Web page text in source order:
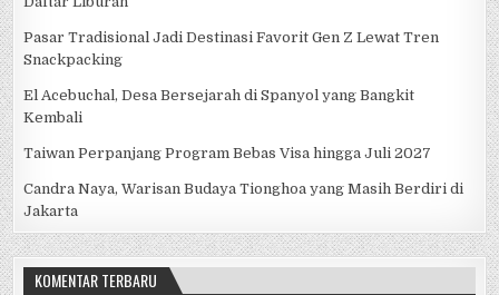
Daftar Liburan
Snackpacking
Kembali
Taiwan Perpanjang Program Bebas Visa hingga Juli 2027
Jakarta